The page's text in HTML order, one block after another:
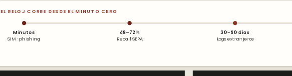
EL RELOJ CORRE DESDE EL MINUTO CERO
Minutos
SIM · phishing
48–72 h
Recall SEPA
30–90 días
Logs extranjeros